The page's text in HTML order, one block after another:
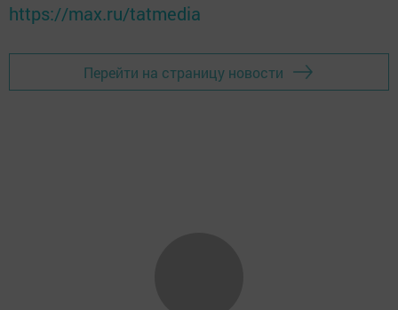
https://max.ru/tatmedia
Перейти на страницу новости